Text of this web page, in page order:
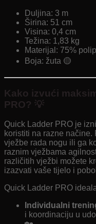
Duljina: 3 m
Širina: 51 cm
Visina: 0,4 cm
Težina: 1,83 kg
Materijal: 75%
Boja: žuta 🟡
Kako izvući
PRO? 💡
Quick Ladder PRO je
koristiti na razne
vježbe rada nogu ili ga
raznim vježbama
različitih vježbi možete
izazvati vaše tijelo i
Quick Ladder PRO
Individualni
i koordinaciju u